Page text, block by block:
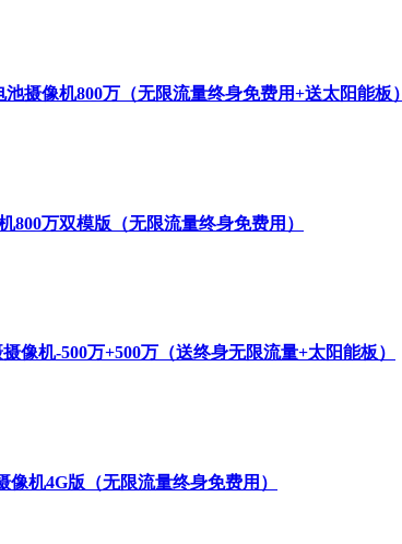
摄像机800万（无限流量终身免费用+送太阳能板）
800万双模版（无限流量终身免费用）
像机-500万+500万（送终身无限流量+太阳能板）
像机4G版（无限流量终身免费用）